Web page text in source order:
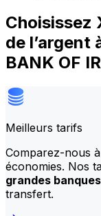
Choisissez
de l’argent
BANK OF
Meilleurs tarifs
Comparez-nous
économies. Nos
grandes banques
transfert.